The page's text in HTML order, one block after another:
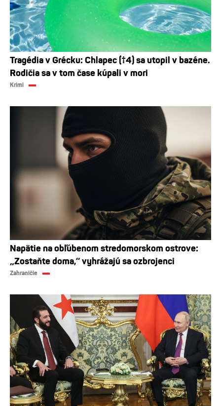
Tragédia v Grécku: Chlapec (†4) sa utopil v bazéne.
Rodičia sa v tom čase kúpali v mori
Krimi
Napätie na obľúbenom stredomorskom ostrove:
„Zostaňte doma,“ vyhrážajú sa ozbrojenci
Zahraničie